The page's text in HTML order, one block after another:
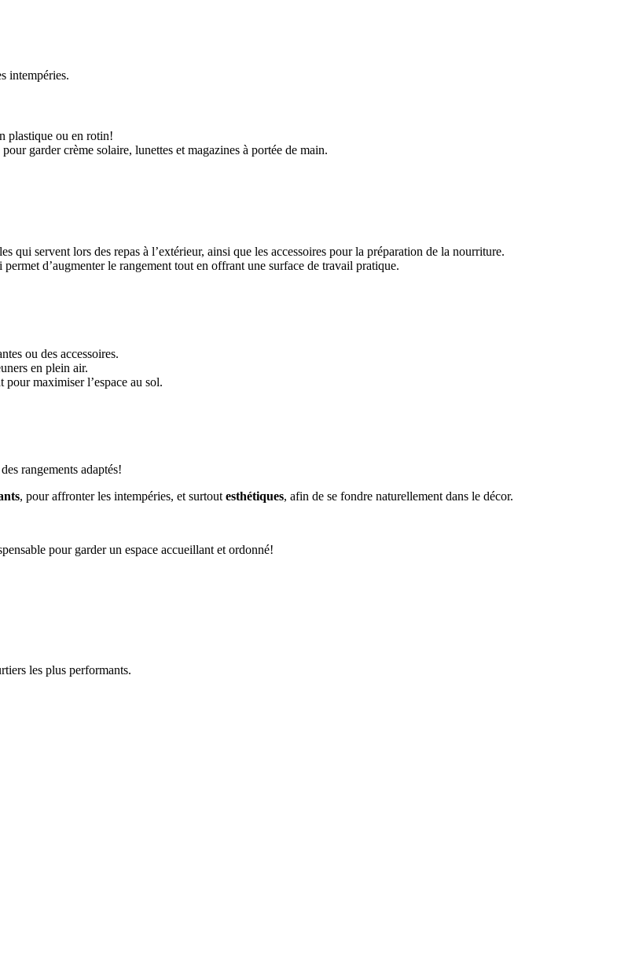
intempéries.
plastique ou en rotin!
garder crème solaire, lunettes et magazines à portée de main.
qui servent lors des repas à l’extérieur, ainsi que les accessoires pour la préparation de la nourriture.
d’augmenter le rangement tout en offrant une surface de travail pratique.
ou des accessoires.
en plein air.
pour maximiser l’espace au sol.
rangements adaptés!
, pour affronter les intempéries, et surtout esthétiques, afin de se fondre naturellement dans le décor.
pour garder un espace accueillant et ordonné!
les plus performants.